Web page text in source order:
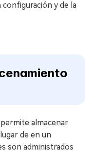
y de la
almacenar
de en un
son administrados